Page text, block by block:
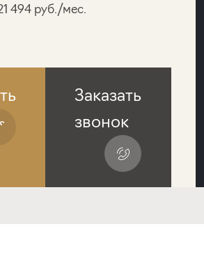
494 руб./мес.
Заказать
звонок